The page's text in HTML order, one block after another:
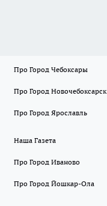
Про Город Чебоксары
Про Город Новочебоксарск
Про Город Ярославль
Наша Газета
Про Город Иваново
Про Город Йошкар-Ола